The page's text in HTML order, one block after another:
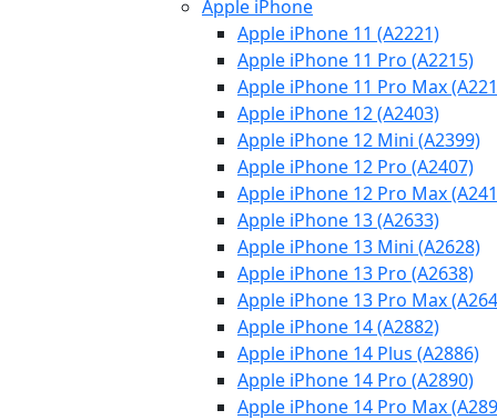
Apple iPhone
Apple iPhone 11 (A2221)
Apple iPhone 11 Pro (A2215)
Apple iPhone 11 Pro Max
Apple iPhone 12 (A2403)
Apple iPhone 12 Mini (A2399)
Apple iPhone 12 Pro (A2407)
Apple iPhone 12 Pro Max
Apple iPhone 13 (A2633)
Apple iPhone 13 Mini (A2628)
Apple iPhone 13 Pro (A2638)
Apple iPhone 13 Pro Max
Apple iPhone 14 (A2882)
Apple iPhone 14 Plus (A2886)
Apple iPhone 14 Pro (A2890)
Apple iPhone 14 Pro Max